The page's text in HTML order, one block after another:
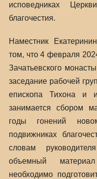
исповедниках
благочестия.
Наместник
том, что 4 февраля
Зачатьевского
заседание рабочей
епископа Тихона и
занимается сбором
годы гонений
подвижниках
словам
объемный
необходимо